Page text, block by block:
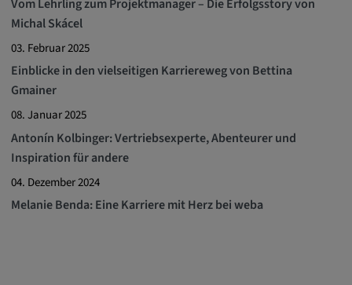
Michal Skácel
03. Februar 2025
Einblicke in den vielseitigen Karriereweg von Bettina
Gmainer
08. Januar 2025
Antonín Kolbinger: Vertriebsexperte, Abenteurer und
Inspiration für andere
04. Dezember 2024
Melanie Benda: Eine Karriere mit Herz bei weba